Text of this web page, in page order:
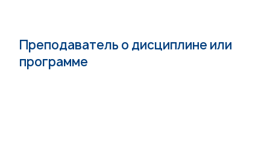
Преподаватель о дисциплине или
программе